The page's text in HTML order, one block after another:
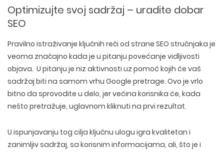
Optimizujte svoj sadržaj – uradite dobar
SEO
Pravilno istraživanje ključnih reči od strane SEO stručnjaka je
veoma značajno kada je u pitanju povećanje vidljivosti
objava. U pitanju je niz aktivnosti uz pomoć kojih će vaš
sadržaj biti na samom vrhu Google pretrage. Ovo je vrlo
bitno da sprovodite u delo, jer većina korisnika će, kada
nešto pretražuje, uglavnom kliknuti na prvi rezultat.
U ispunjavanju tog cilja ključnu ulogu igra kvalitetan i
zanimljiv sadržaj, sa korisnim informacijama, ali, što je i